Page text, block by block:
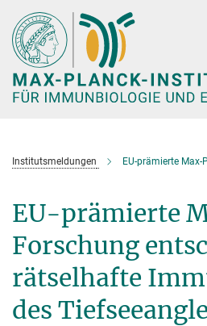
Hauptinhalt
Institutsmeldungen EU-prämierte Max-Planck-Forschung
EU-prämierte
Forschung
rätselhafte
des